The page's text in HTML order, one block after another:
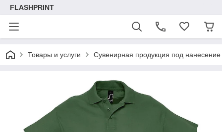
FLASHPRINT
Товары и услуги Сувенирная продукция под нанесение